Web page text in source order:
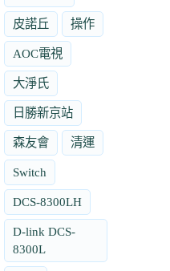
皮諾丘 操作
AOC電視
大淨氏
日勝新京站
森友會 清運
Switch
DCS-8300LH
D-link DCS-
8300L